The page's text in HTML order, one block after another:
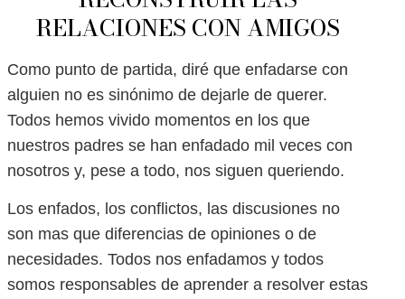
RELACIONES CON AMIGOS
Como punto de partida, diré que enfadarse con
alguien no es sinónimo de dejarle de querer.
Todos hemos vivido momentos en los que
nuestros padres se han enfadado mil veces con
nosotros y, pese a todo, nos siguen queriendo.
Los enfados, los conflictos, las discusiones no
son mas que diferencias de opiniones o de
necesidades. Todos nos enfadamos y todos
somos responsables de aprender a resolver estas